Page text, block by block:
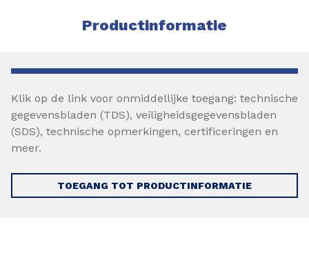
Productinformatie
Klik op de link voor onmiddellijke toegang: technische
gegevensbladen (TDS), veiligheidsgegevensbladen
(SDS), technische opmerkingen, certificeringen en
meer.
TOEGANG TOT PRODUCTINFORMATIE